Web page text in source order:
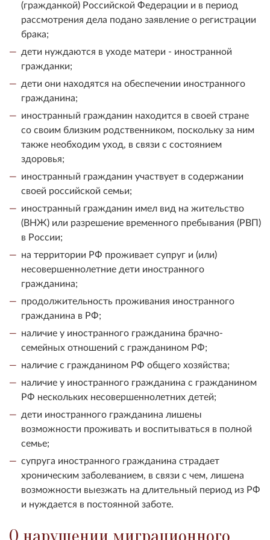
(гражданкой) Российской Федерации и в период
рассмотрения дела подано заявление о регистрации
брака;
дети нуждаются в уходе матери - иностранной
гражданки;
дети они находятся на обеспечении иностранного
гражданина;
иностранный гражданин находится в своей стране
со своим близким родственником, поскольку за ним
также необходим уход, в связи с состоянием
здоровья;
иностранный гражданин участвует в содержании
своей российской семьи;
иностранный гражданин имел вид на жительство
(ВНЖ) или разрешение временного пребывания (РВП)
в России;
на территории РФ проживает супруг и (или)
несовершеннолетние дети иностранного
гражданина;
продолжительность проживания иностранного
гражданина в РФ;
наличие у иностранного гражданина брачно-
семейных отношений с гражданином РФ;
наличие с гражданином РФ общего хозяйства;
наличие у иностранного гражданина с гражданином
РФ нескольких несовершеннолетних детей;
дети иностранного гражданина лишены
возможности проживать и воспитываться в полной
семье;
супруга иностранного гражданина страдает
хроническим заболеванием, в связи с чем, лишена
возможности выезжать на длительный период из РФ
и нуждается в постоянной заботе.